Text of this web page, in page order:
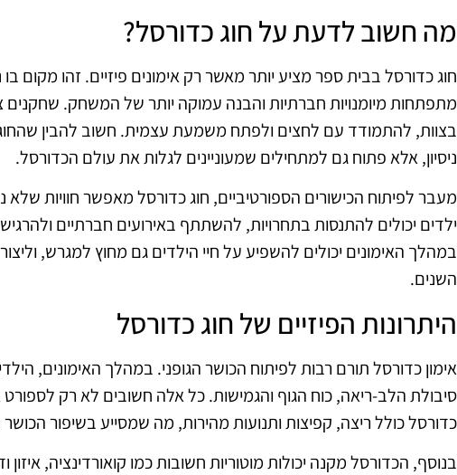
מה חשוב לדעת על חוג כדורסל?
חוג כדורסל בבית ספר מציע יותר מאשר רק אימונים פיזיים. זהו מקום
מתפתחות מיומנויות חברתיות והבנה עמוקה יותר של המשחק. שחקנים
בצוות, להתמודד עם לחצים ולפתח משמעת עצמית. חשוב להבין
ניסיון, אלא פתוח גם למתחילים שמעוניינים לגלות את עולם הכדורסל.
מעבר לפיתוח הכישורים הספורטיביים, חוג כדורסל מאפשר חוויות שלא
ילדים יכולים להתנסות בתחרויות, להשתתף באירועים חברתיים
במהלך האימונים יכולים להשפיע על חיי הילדים גם מחוץ למגרש,
השנים.
היתרונות הפיזיים של חוג כדורסל
אימון כדורסל תורם רבות לפיתוח הכושר הגופני. במהלך האימונים,
סיבולת הלב-ריאה, כוח הגוף והגמישות. כל אלה חשובים לא רק
כדורסל כולל ריצה, קפיצות ותנועות מהירות, מה שמסייע בשיפור
בנוסף, הכדורסל מקנה יכולות מוטוריות חשובות כמו קואורדינציה, איזון